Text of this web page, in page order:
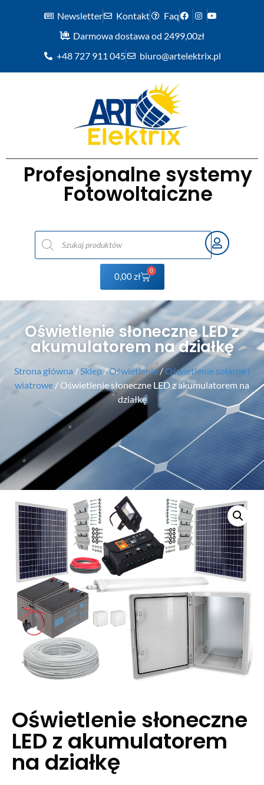
Newsletter Kontakt
Faq
Darmowa dostawa od 2499,00zł
+48 727 911 045
biuro@artelektrix.pl
Profesjonalne systemy
Fotowoltaiczne
0,00zł
0
Oświetlenie słoneczne LED z
akumulatorem na działkę
Strona główna / Sklep/Oświetlenie/Oświetlenie solarne i
wiatrowe / Oświetlenie słoneczne LED z akumulatorem na
działkę
Oświetlenie słoneczne
LED z akumulatorem
na działkę